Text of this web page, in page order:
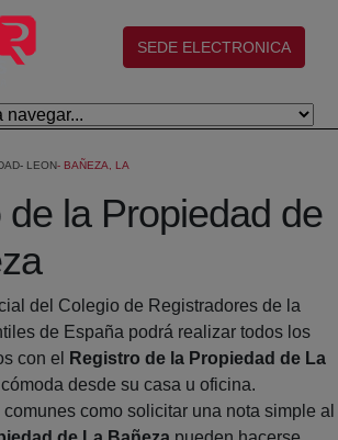
(abre en nueva ventana)
SEDE ELECTRONICA
LEON BAÑEZA, LA
de la Propiedad de
del Colegio de Registradores de la
de España podrá realizar todos los
con el
Registro de la Propiedad de La
desde su casa u oficina.
como solicitar una nota simple al